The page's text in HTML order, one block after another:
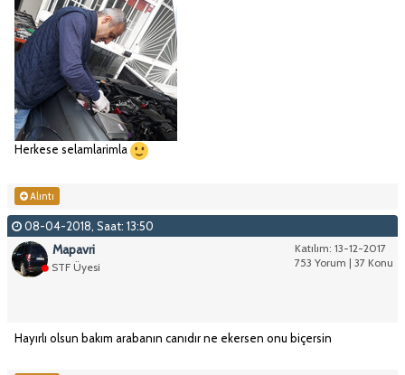
Herkese selamlarimla
Alıntı
08-04-2018, Saat: 13:50
Katılım: 13-12-2017
753 Yorum | 37 Konu
Mapavri
STF Üyesi
Hayırlı olsun bakım arabanın canıdır ne ekersen onu biçersin